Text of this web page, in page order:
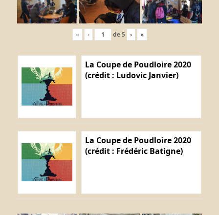
« ‹ de5 › »
La Coupe de Poudloire 2020
(crédit : Ludovic Janvier)
La Coupe de Poudloire 2020
(crédit : Frédéric Batigne)